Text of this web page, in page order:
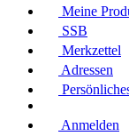
Meine
SSB
Merkzettel
Adressen
Anmelden